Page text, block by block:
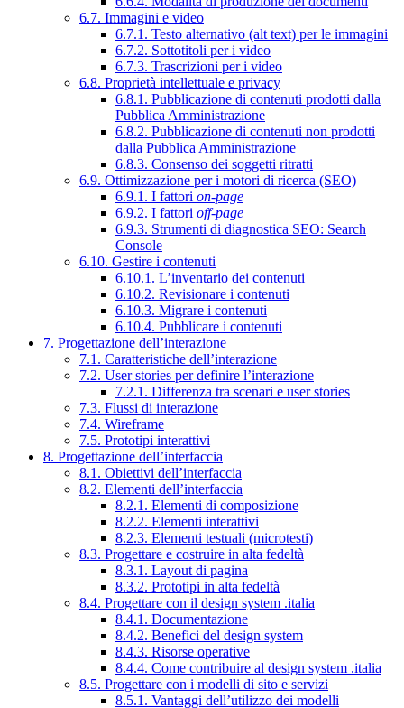
6.7. Immagini e video
6.7.1. Testo alternativo (alt text) per le immagini
6.7.2. Sottotitoli per i video
6.7.3. Trascrizioni per i video
6.8. Proprietà intellettuale e privacy
6.8.1. Pubblicazione di contenuti prodotti dalla
Pubblica Amministrazione
6.8.2. Pubblicazione di contenuti non prodotti
dalla Pubblica Amministrazione
6.8.3. Consenso dei soggetti ritratti
6.9. Ottimizzazione per i motori di ricerca (SEO)
6.9.1. I fattori on-page
6.9.2. I fattori off-page
6.9.3. Strumenti di diagnostica SEO: Search
Console
6.10. Gestire i contenuti
6.10.1. L’inventario dei contenuti
6.10.2. Revisionare i contenuti
6.10.3. Migrare i contenuti
6.10.4. Pubblicare i contenuti
7. Progettazione dell’interazione
7.1. Caratteristiche dell’interazione
7.2. User stories per definire l’interazione
7.2.1. Differenza tra scenari e user stories
7.3. Flussi di interazione
7.4. Wireframe
7.5. Prototipi interattivi
8. Progettazione dell’interfaccia
8.1. Obiettivi dell’interfaccia
8.2. Elementi dell’interfaccia
8.2.1. Elementi di composizione
8.2.2. Elementi interattivi
8.2.3. Elementi testuali (microtesti)
8.3. Progettare e costruire in alta fedeltà
8.3.1. Layout di pagina
8.3.2. Prototipi in alta fedeltà
8.4. Progettare con il design system .italia
8.4.1. Documentazione
8.4.2. Benefici del design system
8.4.3. Risorse operative
8.4.4. Come contribuire al design system .italia
8.5. Progettare con i modelli di sito e servizi
8.5.1. Vantaggi dell’utilizzo dei modelli